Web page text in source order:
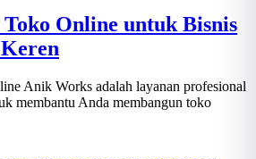
Toko Online untuk Bisnis
Anik Works adalah layanan profesional
membantu Anda membangun toko